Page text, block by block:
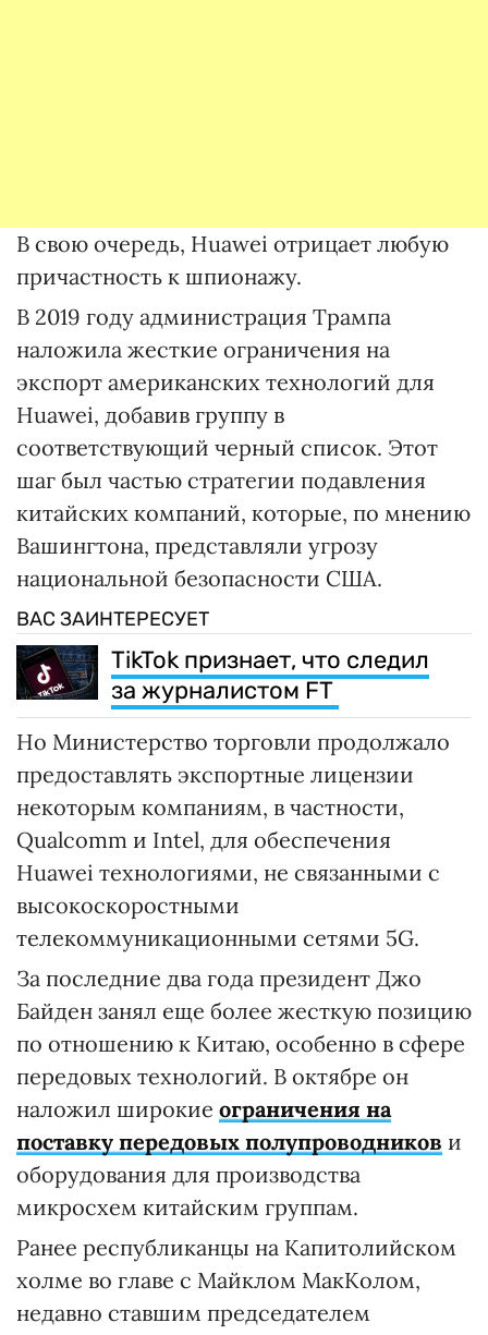
В свою очередь, Huawei отрицает любую
причастность к шпионажу.
В 2019 году администрация Трампа
наложила жесткие ограничения на
экспорт американских технологий для
Huawei, добавив группу в
соответствующий черный список. Этот
шаг был частью стратегии подавления
китайских компаний, которые, по мнению
Вашингтона, представляли угрозу
национальной безопасности США.
ВАС ЗАИНТЕРЕСУЕТ
TikTok признает, что следил
за журналистом FT
Но Министерство торговли продолжало
предоставлять экспортные лицензии
некоторым компаниям, в частности,
Qualcomm и Intel, для обеспечения
Huawei технологиями, не связанными с
высокоскоростными
телекоммуникационными сетями 5G.
За последние два года президент Джо
Байден занял еще более жесткую позицию
по отношению к Китаю, особенно в сфере
передовых технологий. В октябре он
наложил широкие ограничения на
поставку передовых полупроводников и
оборудования для производства
микросхем китайским группам.
Ранее республиканцы на Капитолийском
холме во главе с Майклом МакКолом,
недавно ставшим председателем